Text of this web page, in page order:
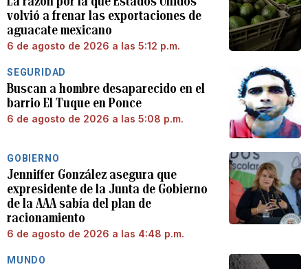
volvió a frenar las exportaciones de
aguacate mexicano
6 de agosto de 2026 a las 5:12 p.m.
SEGURIDAD
Buscan a hombre desaparecido en el
barrio El Tuque en Ponce
6 de agosto de 2026 a las 5:08 p.m.
GOBIERNO
Jenniffer González asegura que
expresidente de la Junta de Gobierno
de la AAA sabía del plan de
racionamiento
6 de agosto de 2026 a las 4:48 p.m.
MUNDO